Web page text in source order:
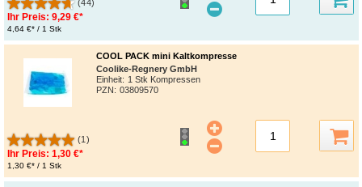
(44)
Ihr Preis: 9,29 €*
4,64 €* / 1 Stk
COOL PACK mini Kaltkompresse
Coolike-Regnery GmbH
Einheit: 1 Stk Kompressen
PZN: 03809570
(1)
Ihr Preis: 1,30 €*
1,30 €* / 1 Stk